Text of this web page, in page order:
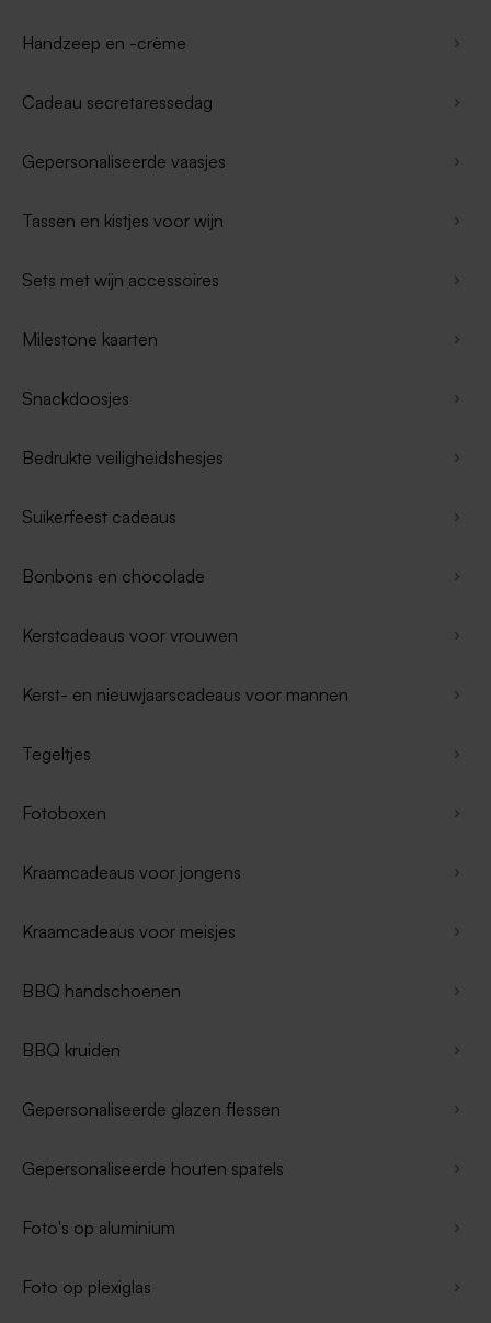
Handzeep en -crème
Cadeau secretaressedag
Gepersonaliseerde vaasjes
Tassen en kistjes voor wijn
Sets met wijn accessoires
Milestone kaarten
Snackdoosjes
Bedrukte veiligheidshesjes
Suikerfeest cadeaus
Bonbons en chocolade
Kerstcadeaus voor vrouwen
Kerst- en nieuwjaarscadeaus voor mannen
Tegeltjes
Fotoboxen
Kraamcadeaus voor jongens
Kraamcadeaus voor meisjes
BBQ handschoenen
BBQ kruiden
Gepersonaliseerde glazen flessen
Gepersonaliseerde houten spatels
Foto's op aluminium
Foto op plexiglas